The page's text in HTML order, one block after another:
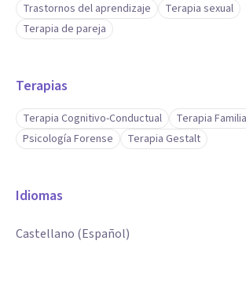
Trastornos del aprendizaje
Terapia sexual
Terapia de pareja
Terapias
Terapia Cognitivo-Conductual
Terapia
Psicología Forense
Terapia Gestalt
Idiomas
Castellano (Español)